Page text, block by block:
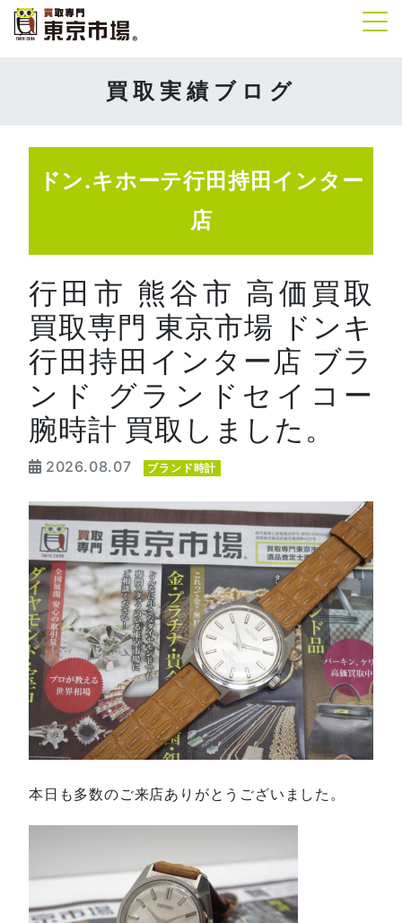
買取実績ブログ
ドン.キホーテ行田持田インター
店
行田市 熊谷市 高価買取
買取専門 東京市場 ドンキ
行田持田インター店 ブラ
ンド グランドセイコー
腕時計 買取しました。
2026.08.07 ブランド時計
本日も多数のご来店ありがとうございました。